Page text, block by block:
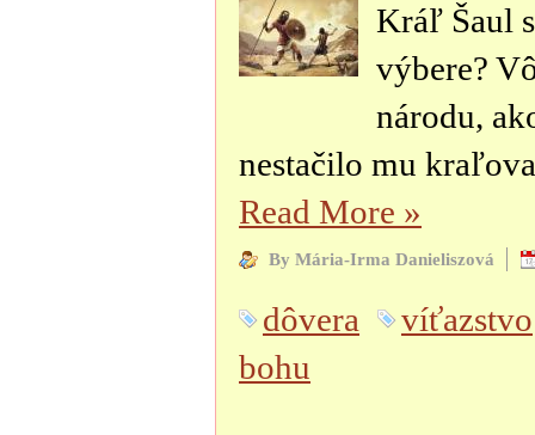
Kráľ Šaul
výbere?
národu,
nestačilo mu
Read More »
By Mária-Irma Danieliszová
dôvera
víťazstvo
bohu